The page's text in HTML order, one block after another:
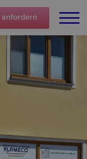
anfordern